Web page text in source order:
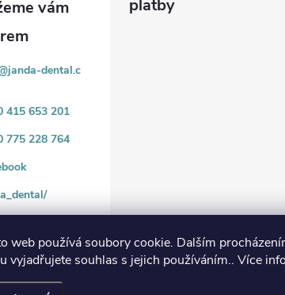
web používá soubory cookie. Dalším
vyjadřujete souhlas s jejich používáním.. Více
janda-dental.c
415 653 201
775 228 764
platby